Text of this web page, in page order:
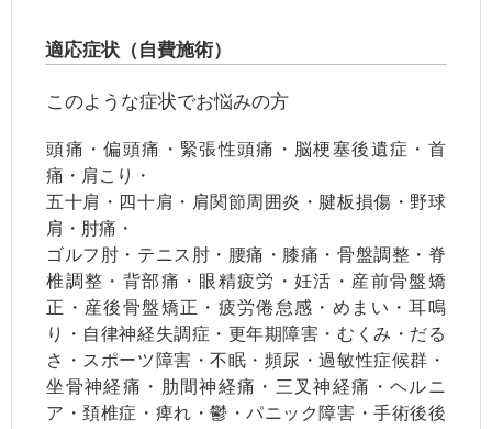
適応症状（自費施術）
このような症状でお悩みの方
頭痛・偏頭痛・緊張性頭痛・ 脳梗塞後遺症・首
痛・肩こり・
五十肩・四十肩・肩関節周囲炎・腱板損傷・野球
肩・肘痛・
ゴルフ肘・テニス肘・腰痛・膝痛・骨盤調整・脊
椎調整・背部痛・眼精疲労・妊活・産前骨盤矯
正・産後骨盤矯正・疲労倦怠感・ めまい・耳鳴
り・自律神経失調症・更年期障害・むくみ・だる
さ・スポーツ障害・不眠・頻尿・過敏性症候群・
坐骨神経痛・ 肋間神経痛・三叉神経痛・ ヘルニ
ア・頚椎症・痺れ・鬱・パニック障害・手術後後